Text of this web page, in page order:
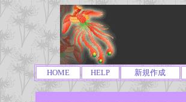
HOME HELP 新規作成